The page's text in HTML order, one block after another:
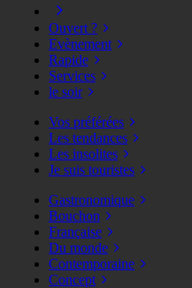
Ouvert ?
Evènement
Rapide
Services
le soir
Vos préférées
Les tendances
Les insolites
Je suis touristes
Gastronomique
Bouchon
Française
Du monde
Contemporaine
Concept